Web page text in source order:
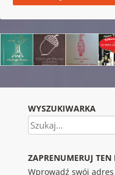
WYSZUKIWARKA
Szukaj
ZAPRENUMERUJ TEN
Wprowadź swój